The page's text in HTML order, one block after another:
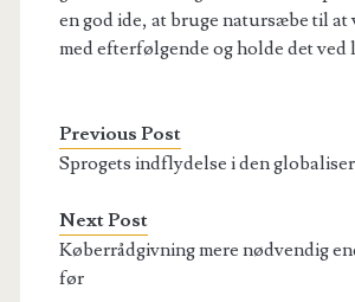
en god ide, at bruge natursæbe til at
med efterfølgende og holde det ved
Previous Post
Sprogets indflydelse i den
Next Post
Køberrådgivning mere nødvendig
før